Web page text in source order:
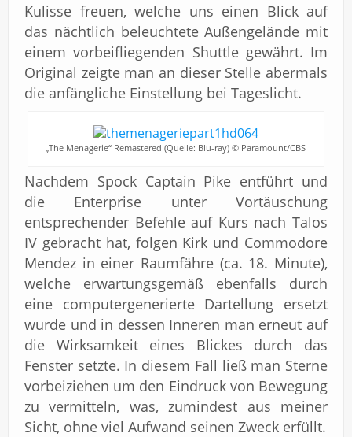
Kulisse freuen, welche uns einen Blick auf
das nächtlich beleuchtete Außengelände mit
einem vorbeifliegenden Shuttle gewährt. Im
Original zeigte man an dieser Stelle abermals
die anfängliche Einstellung bei Tageslicht.
„The Menagerie“ Remastered (Quelle: Blu-ray) © Paramount/CBS
Nachdem Spock Captain Pike entführt und
die Enterprise unter Vortäuschung
entsprechender Befehle auf Kurs nach Talos
IV gebracht hat, folgen Kirk und Commodore
Mendez in einer Raumfähre (ca. 18. Minute),
welche erwartungsgemäß ebenfalls durch
eine computergenerierte Dartellung ersetzt
wurde und in dessen Inneren man erneut auf
die Wirksamkeit eines Blickes durch das
Fenster setzte. In diesem Fall ließ man Sterne
vorbeiziehen um den Eindruck von Bewegung
zu vermitteln, was, zumindest aus meiner
Sicht, ohne viel Aufwand seinen Zweck erfüllt.